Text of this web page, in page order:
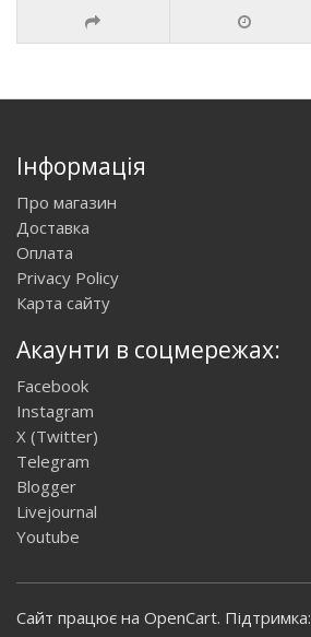
Інформація
Про магазин
Доставка
Оплата
Privacy Policy
Карта сайту
Акаунти в соцмережах:
Facebook
Instagram
X (Twitter)
Telegram
Blogger
Livejournal
Youtube
Сайт працює на OpenCart. Підтримка: